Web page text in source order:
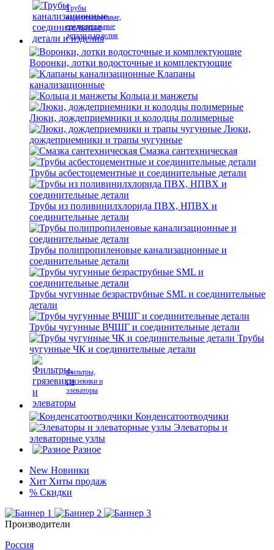
Трубы
канализационные,
соединительные
детали и изделия
Воронки, лотки водосточные и комплектующие
Клапаны
канализационные
Кольца и манжеты
Люки, дождеприемники и колодцы полимерные
Люки,
дождеприемники и трапы чугунные
Смазка сантехническая
Трубы асбестоцементные и соединительные детали
Трубы из поливинилхлорида ПВХ, НПВХ и
соединительные детали
Трубы полипропиленовые канализационные и
соединительные детали
Трубы чугунные безраструбные SML и соединительные
детали
Трубы чугунные ВЧШГ и соединительные детали
Трубы
чугунные ЧК и соединительные детали
Фильтры,
грязевики и
элеваторы
Конденсатоотводчики
Элеваторы и
элеваторные узлы
Разное
New Новинки
Хит Хиты продаж
% Скидки
Производители
Россия